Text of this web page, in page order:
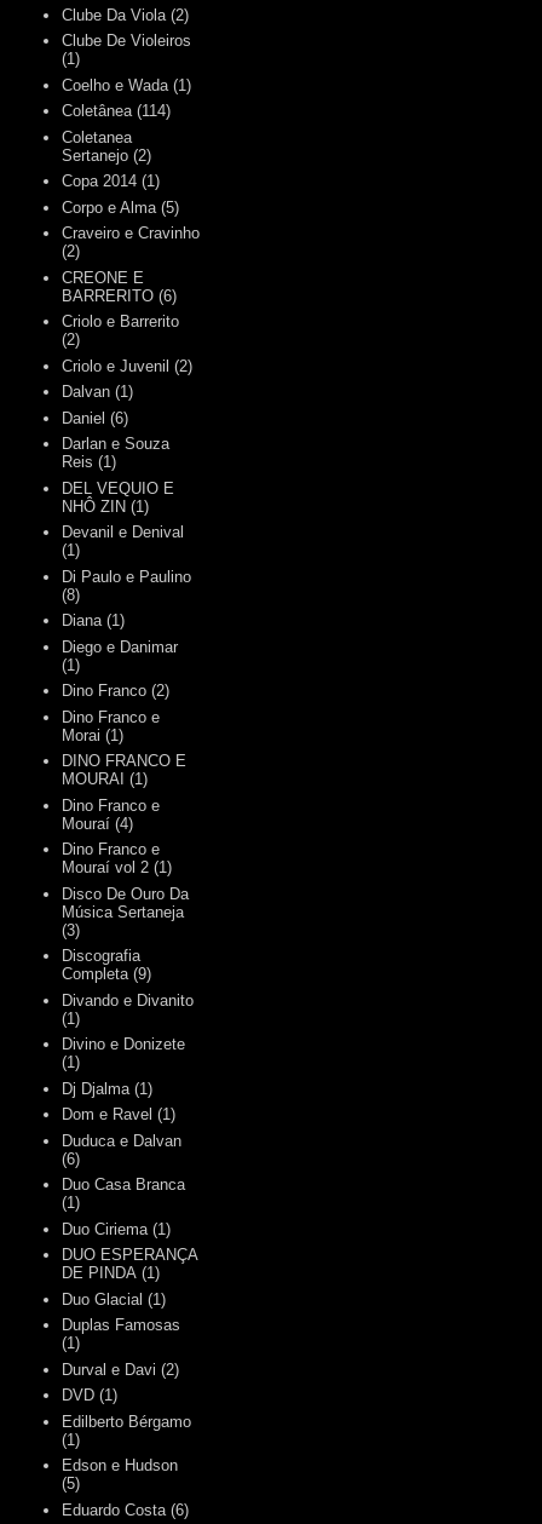
Clube Da Viola (2)
Clube De Violeiros
(1)
Coelho e Wada (1)
Coletânea (114)
Coletanea
Sertanejo (2)
Copa 2014 (1)
Corpo e Alma (5)
Craveiro e Cravinho
(2)
CREONE E
BARRERITO (6)
Criolo e Barrerito
(2)
Criolo e Juvenil (2)
Dalvan (1)
Daniel (6)
Darlan e Souza
Reis (1)
DEL VEQUIO E
NHÔ ZIN (1)
Devanil e Denival
(1)
Di Paulo e Paulino
(8)
Diana (1)
Diego e Danimar
(1)
Dino Franco (2)
Dino Franco e
Morai (1)
DINO FRANCO E
MOURAI (1)
Dino Franco e
Mouraí (4)
Dino Franco e
Mouraí vol 2 (1)
Disco De Ouro Da
Música Sertaneja
(3)
Discografia
Completa (9)
Divando e Divanito
(1)
Divino e Donizete
(1)
Dj Djalma (1)
Dom e Ravel (1)
Duduca e Dalvan
(6)
Duo Casa Branca
(1)
Duo Ciriema (1)
DUO ESPERANÇA
DE PINDA (1)
Duo Glacial (1)
Duplas Famosas
(1)
Durval e Davi (2)
DVD (1)
Edilberto Bérgamo
(1)
Edson e Hudson
(5)
Eduardo Costa (6)